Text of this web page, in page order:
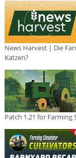
News Harvest | Die
Katzen?
Patch 1.21 for